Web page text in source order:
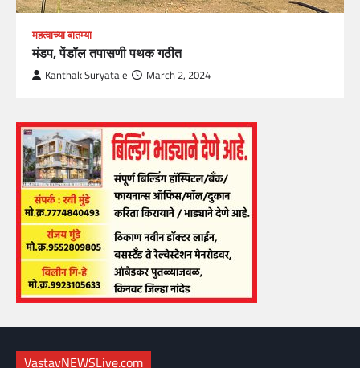
महत्वाच्या बातम्या
मंडप, पेंडॉल तपासणी पथक गठीत
Kanthak Suryatale March 2, 2024
VastavNEWSLive.com